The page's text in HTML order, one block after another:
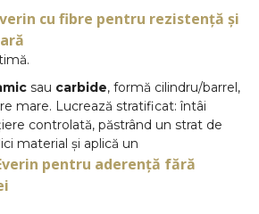
cu fibre pentru rezistență și
sau carbide, formă cilindru/barrel,
mare. Lucrează stratificat: întâi
controlată, păstrând un strat de
material și aplică un
pentru aderență fără